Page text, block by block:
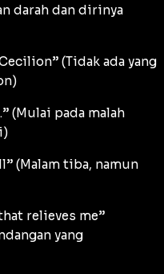
darah dan dirinya
(Tidak ada yang
(Mulai pada malah
(Malam tiba, namun
relieves me”
yang